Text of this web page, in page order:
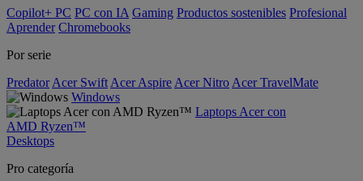
Copilot+ PC PC con IA Gaming Productos sostenibles Profesional
Aprender Chromebooks
Por serie
Predator Acer Swift Acer Aspire Acer Nitro Acer TravelMate
Windows
Laptops Acer con
AMD Ryzen™
Desktops
Pro categoría